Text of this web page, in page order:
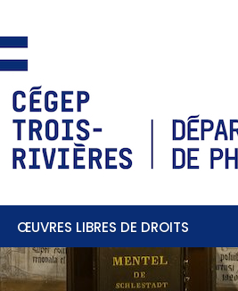
ŒUVRES LIBRES DE DROITS